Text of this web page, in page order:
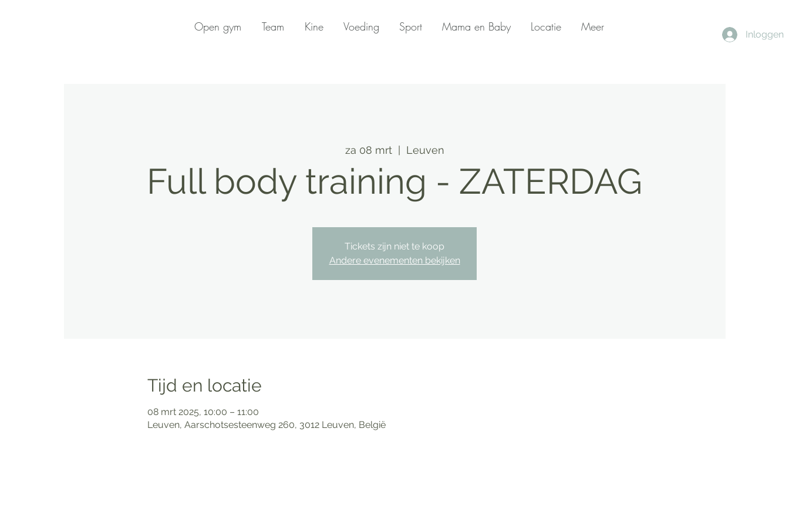
Open gym Team Kine Voeding Sport Mama en Baby Locatie Meer
Inloggen
za 08 mrt
  |
Leuven
Full body training - ZATERDAG
Tickets zijn niet te koop
Andere evenementen bekijken
Tijd en locatie
08 mrt 2025, 10:00 – 11:00
Leuven, Aarschotsesteenweg 260, 3012 Leuven, België